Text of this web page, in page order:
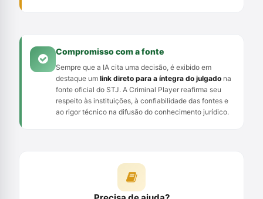
Compromisso com a fonte
Sempre que a IA cita uma decisão, é exibido em
destaque um link direto para a íntegra do julgado na
fonte oficial do STJ. A Criminal Player reafirma seu
respeito às instituições, à confiabilidade das fontes e
ao rigor técnico na difusão do conhecimento jurídico.